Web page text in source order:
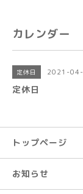
カレンダー
定休日 2021-
定休日
トップページ
お知らせ